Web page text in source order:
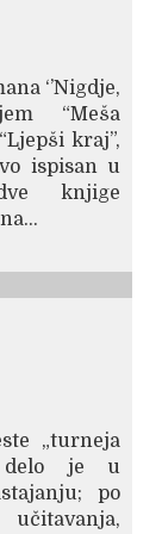
‘’Nigdje,
“Meša
kraj”,
ispisan u
knjige
„turneja
delo je u
po